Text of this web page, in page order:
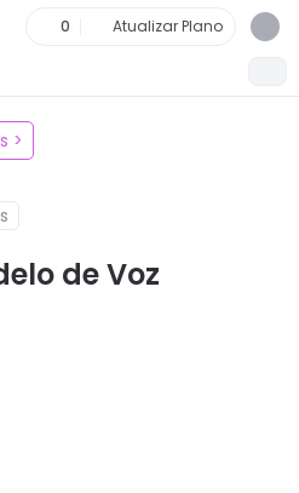
0 Atualizar Plano
>
de Voz